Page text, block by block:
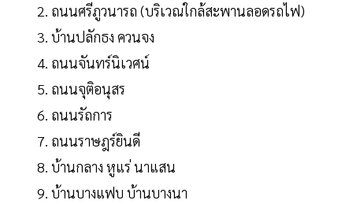
ถนนศรีภูวนารถ (บริเวณใกล้สะพานลอดรถไฟ)
บ้านปลักธง ควนจง
ถนนจันทร์นิเวศน์
ถนนจุติอนุสร
ถนนรัถการ
ถนนราษฎร์ยินดี
บ้านกลาง หูแร่ นาแสน
บ้านบางแฟบ บ้านบางนา